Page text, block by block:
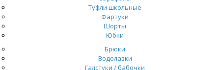
Туфли школьные
Фартуки
Шорты
Юбки
Брюки
Водолазки
Галстуки / бабочки